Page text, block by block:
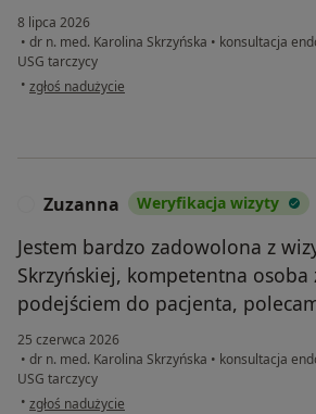
8 lipca 2026
• dr n. med. Karolina Skrzyńska • konsultacja
USG tarczycy
• w opinii użytkownika Ania
zgłoś nadużycie
Zuzanna Weryfikacja wizyty
Jestem bardzo zadowolona z
Skrzyńskiej, kompetentna
podejściem do pacjenta,
25 czerwca 2026
• dr n. med. Karolina Skrzyńska • konsultacja
USG tarczycy
• w opinii użytkownika Zuzanna
zgłoś nadużycie